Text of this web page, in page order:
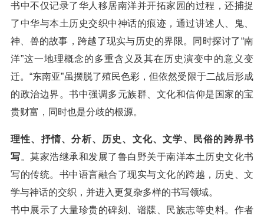
书中不仅记录了华人移居南洋并开拓家园的过程，还捕捉
了中华与本土历史交织中神话的痕迹，通过讲述人、鬼、
神、兽的故事，跨越了现实与历史的界限。同时探讨了“南
洋”这一地理概念的多重含义及其在历史演变中的意义变
迁。“东南亚”虽摆脱了殖民色彩，但依然受限于二战后形成
的政治边界。书中强调多元族群、文化和信仰是国家的宝
贵财富，同时也是分歧的根源。
理性、抒情、分析、历史、文化、文学、民俗的跨界书
写。莫家浩继承和发展了鲁白野关于南洋本土历史文化书
写的传统。书中语言融合了现实与文化的跨越，历史、文
学与神话的交织，并进入更复杂多样的书写领域。
书中展示了大量珍贵的碑刻、谱牒、民族志等史料。作者